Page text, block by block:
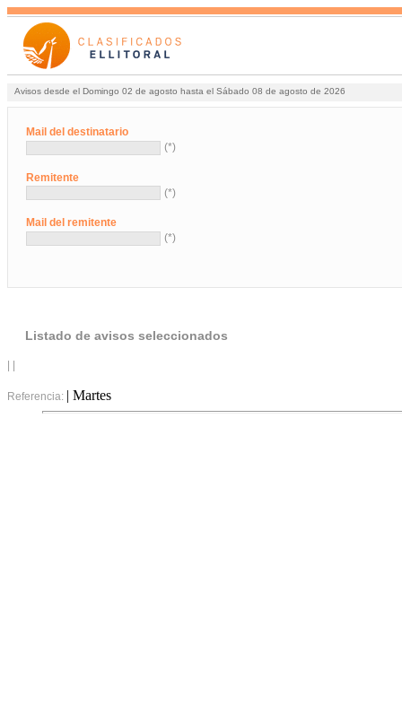
Avisos desde el Domingo 02 de agosto hasta el Sábado 08 de agosto de 2026
Mail del destinatario
(*)
Remitente
(*)
Mail del remitente
(*)
Listado de avisos seleccionados
Referencia: | Martes